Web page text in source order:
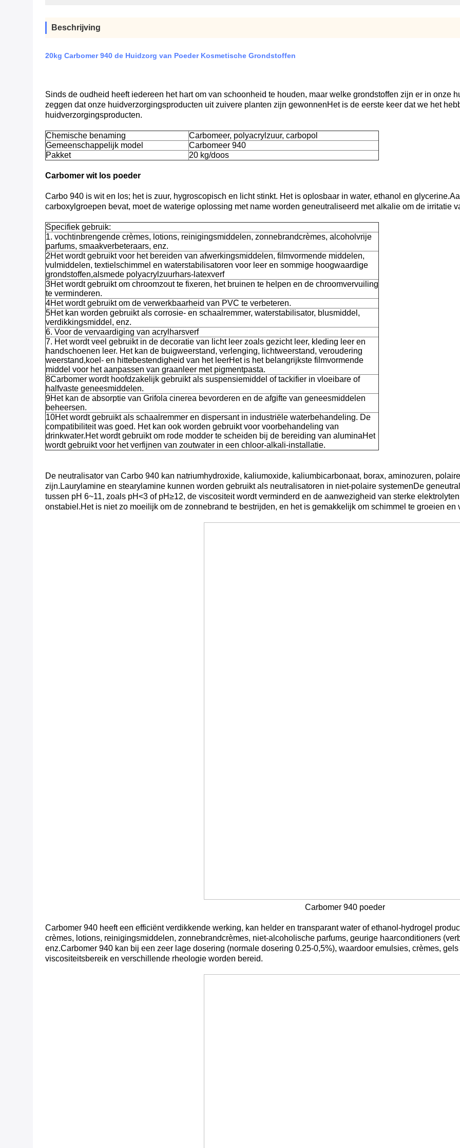
Beschrijving
20kg Carbomer 940 de Huidzorg van Poeder Kosmetische Grondstoffen
Sinds de oudheid heeft iedereen het hart om van schoonheid te houden, maar welke grondstoffen zijn er in onze
zeggen dat onze huidverzorgingsproducten uit zuivere planten zijn gewonnenHet is de eerste keer dat we het
huidverzorgingsproducten.
Chemische benaming
Carbomeer, polyacrylzuur, carbopol
Gemeenschappelijk model
Carbomeer 940
Pakket
20 kg/doos
Carbomer wit los poeder
Carbo 940 is wit en los; het is zuur, hygroscopisch en licht stinkt. Het is oplosbaar in water, ethanol en
carboxylgroepen bevat, moet de waterige oplossing met name worden geneutraliseerd met alkalie om de irritatie
Specifiek gebruik:
1. vochtinbrengende crèmes, lotions, reinigingsmiddelen, zonnebrandcrèmes, alcoholvrije
parfums, smaakverbeteraars, enz.
2Het wordt gebruikt voor het bereiden van afwerkingsmiddelen, filmvormende middelen,
vulmiddelen, textielschimmel en waterstabilisatoren voor leer en sommige hoogwaardige
grondstoffen,alsmede polyacrylzuurhars-latexverf
3Het wordt gebruikt om chroomzout te fixeren, het bruinen te helpen en de chroomvervuiling
te verminderen.
4Het wordt gebruikt om de verwerkbaarheid van PVC te verbeteren.
5Het kan worden gebruikt als corrosie- en schaalremmer, waterstabilisator, blusmiddel,
verdikkingsmiddel, enz.
6. Voor de vervaardiging van acrylharsverf
7. Het wordt veel gebruikt in de decoratie van licht leer zoals gezicht leer, kleding leer en
handschoenen leer. Het kan de buigweerstand, verlenging, lichtweerstand, veroudering
weerstand,koel- en hittebestendigheid van het leerHet is het belangrijkste filmvormende
middel voor het aanpassen van graanleer met pigmentpasta.
8Carbomer wordt hoofdzakelijk gebruikt als suspensiemiddel of tackifier in vloeibare of
halfvaste geneesmiddelen.
9Het kan de absorptie van Grifola cinerea bevorderen en de afgifte van geneesmiddelen
beheersen.
10Het wordt gebruikt als schaalremmer en dispersant in industriële waterbehandeling. De
compatibiliteit was goed. Het kan ook worden gebruikt voor voorbehandeling van
drinkwater.Het wordt gebruikt om rode modder te scheiden bij de bereiding van aluminaHet
wordt gebruikt voor het verfijnen van zoutwater in een chloor-alkali-installatie.
De neutralisator van Carbo 940 kan natriumhydroxide, kaliumoxide, kaliumbicarbonaat, borax, aminozuren,
zijn.Laurylamine en stearylamine kunnen worden gebruikt als neutralisatoren in niet-polaire systemenDe
tussen pH 6~11, zoals pH<3 of pH≥12, de viscositeit wordt verminderd en de aanwezigheid van sterke
onstabiel.Het is niet zo moeilijk om de zonnebrand te bestrijden, en het is gemakkelijk om schimmel te groeien
Carbomer 940 poeder
Carbomer 940 heeft een efficiënt verdikkende werking, kan helder en transparant water of ethanol-hydrogel
crèmes, lotions, reinigingsmiddelen, zonnebrandcrèmes, niet-alcoholische parfums, geurige haarconditioners
enz.Carbomer 940 kan bij een zeer lage dosering (normale dosering 0.25-0,5%), waardoor emulsies, crèmes,
viscositeitsbereik en verschillende rheologie worden bereid.